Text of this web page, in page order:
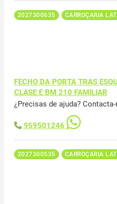
2027300635 CARROÇARIA
FECHO DA PORTA TRAS
CLASE E BM 210 FAMILIAR
¿Precisas de ajuda?
959501246
2027300535 CARROÇARIA